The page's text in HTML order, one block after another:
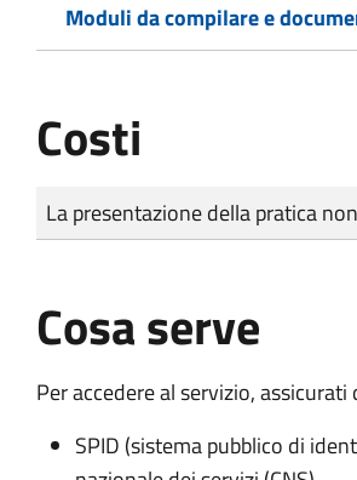
Moduli da compilare e
Costi
Tipo di pagamento
Importo
La presentazione della pratica
Cosa serve
Per accedere al servizio, assicurati
SPID (sistema pubblico di